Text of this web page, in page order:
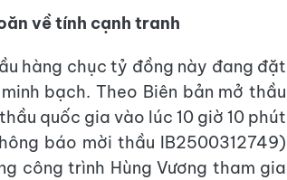
về tính cạnh tranh
hàng chục tỷ đồng này đang đặt
bạch. Theo Biên bản mở thầu
quốc gia vào lúc 10 giờ 10 phút
báo mời thầu IB2500312749)
công trình Hùng Vương tham gia